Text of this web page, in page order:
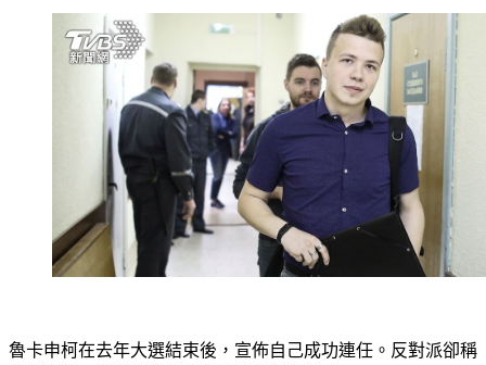
大選舞弊，反對派候選人季哈諾夫斯卡婭（Sviatlana